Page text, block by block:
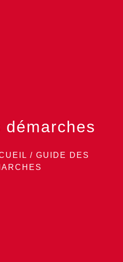
démarches
/ GUIDE DES